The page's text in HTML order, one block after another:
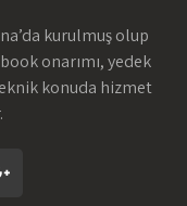
kurulmuş olup
onarımı, yedek
konuda hizmet